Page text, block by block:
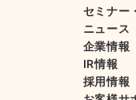
セミナー
ニュース
企業情報
IR情報
採用情報